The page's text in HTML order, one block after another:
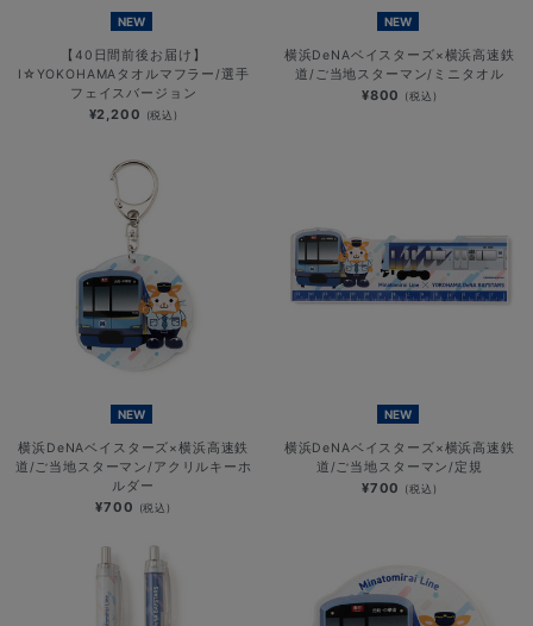
NEW
【40日間前後お届け】
I☆YOKOHAMAタオルマフラー/選手
フェイスバージョン
¥2,200 (税込)
NEW
横浜DeNAベイスターズ×横浜高速鉄
道/ご当地スターマン/ミニタオル
¥800 (税込)
NEW
横浜DeNAベイスターズ×横浜高速鉄
道/ご当地スターマン/アクリルキーホ
ルダー
¥700 (税込)
NEW
横浜DeNAベイスターズ×横浜高速鉄
道/ご当地スターマン/定規
¥700 (税込)